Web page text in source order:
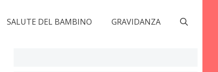
SALUTE DEL BAMBINO GRAVIDANZA